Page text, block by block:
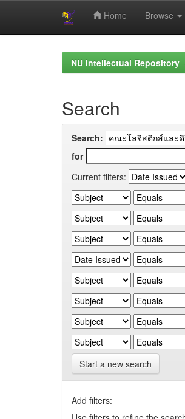
Home Browse
NU Intellectual Repository
Search
Search:
for
Current filters:
Start a new search
Add filters: